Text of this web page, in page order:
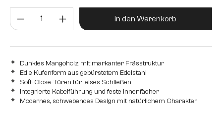
Produkt Anzahl: Gib den
In den Warenkorb
Dunkles Mangoholz mit markanter Frässtruktur
Edle Kufenform aus gebürstetem Edelstahl
Soft-Close-Türen für leises Schließen
Integrierte Kabelführung und feste Innenfächer
Modernes, schwebendes Design mit natürlichem Charakter